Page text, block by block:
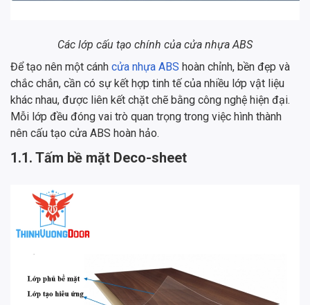
Các lớp cấu tạo chính của cửa nhựa ABS
Để tạo nên một cánh cửa nhựa ABS hoàn chỉnh, bền đẹp và
chắc chắn, cần có sự kết hợp tinh tế của nhiều lớp vật liệu
khác nhau, được liên kết chặt chẽ bằng công nghệ hiện đại.
Mỗi lớp đều đóng vai trò quan trọng trong việc hình thành
nên cấu tạo cửa ABS hoàn hảo.
1.1. Tấm bề mặt Deco-sheet